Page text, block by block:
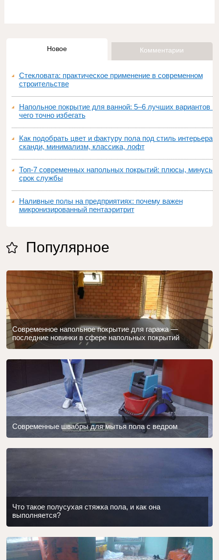
Новое Комментарии
Стекловата: практическое применение в современном
строительстве
Напольное покрытие для ванной: 5–6 лучших вариантов и
чего точно избегать
Как подобрать цвет и фактуру пола под стиль интерьера:
сканди, минимализм, классика, лофт
Топ‑7 современных напольных покрытий: плюсы, минусы,
срок службы
Наливные полы на предприятиях: почему важен
микронизированный пентаэритрит
Популярное
Современное напольное покрытие для гаража —
последние новинки в сфере напольных покрытий
Современные швабры для мытья пола с ведром
Что такое полусухая стяжка пола, и как она
выполняется?